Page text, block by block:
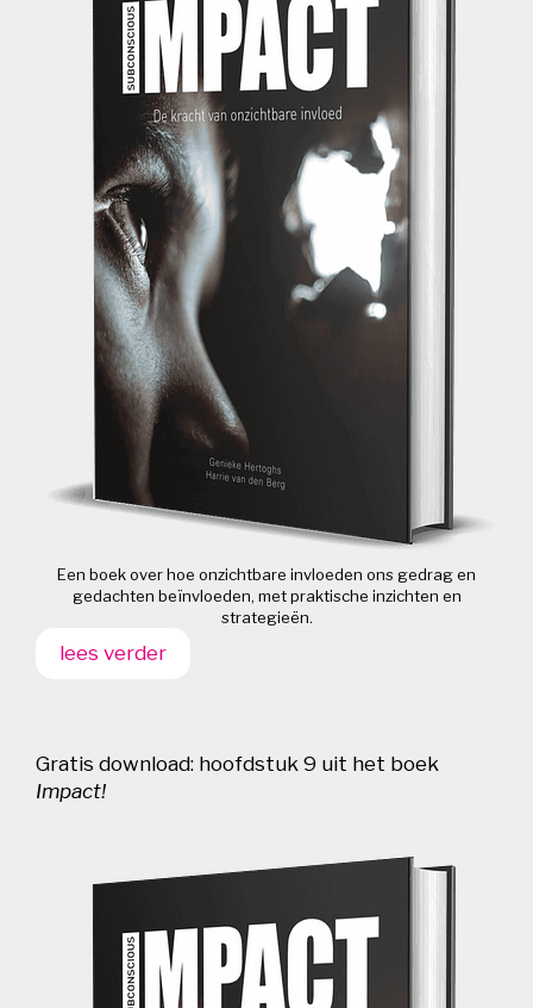
Een boek over hoe onzichtbare invloeden ons gedrag en
gedachten beïnvloeden, met praktische inzichten en
strategieën.
lees verder
Gratis download: hoofdstuk 9 uit het boek
Impact!